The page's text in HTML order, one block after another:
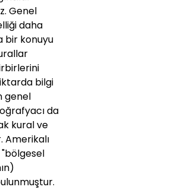
Genel
daha
bir konuyu
bilgi
genel
da
kural ve
Amerikalı